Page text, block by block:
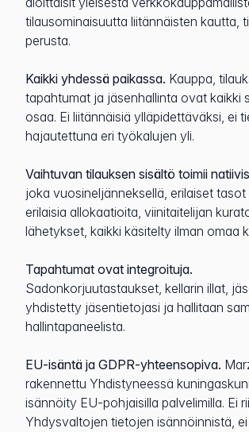
tilausominaisuutta liitännäisten kautta,
perusta.
Kaikki yhdessä paikassa. Kauppa,
tapahtumat ja jäsenhallinta ovat kaikki
osaa. Ei liitännäisiä ylläpidettäväksi, ei
hajautettuna eri työkalujen yli.
Vaihtuvan tilauksen sisältö toimii
joka vuosineljänneksellä, erilaiset
erilaisia allokaatioita, viinitaitelijan
lähetykset, kaikki käsitelty ilman omaa
Tapahtumat ovat integroituja.
Sadonkorjuutastaukset, kellarin illat,
yhdistetty jäsentietojasi ja hallitaan
hallintapaneelista.
EU-isäntä ja GDPR-yhteensopiva.
rakennettu Yhdistyneessä
isännöity EU-pohjaisilla palvelimilla. Ei
Yhdysvaltojen tietojen isännöinnistä,